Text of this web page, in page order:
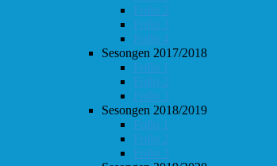
Follo 2
Follo 3
Follo 4
Sesongen 2017/2018
Follo 1
Follo 2
Follo 3
Sesongen 2018/2019
Follo 1
Follo 2
Follo 3